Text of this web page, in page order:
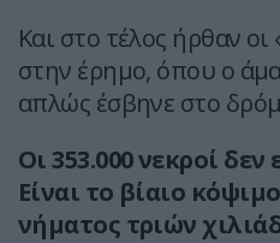
Και στο τέλος ήρθαν οι
στην έρημο, όπου ο
απλώς έσβηνε στο
Οι353.000 νεκροί δεν
Είναι το βίαιο
νήματος τριών